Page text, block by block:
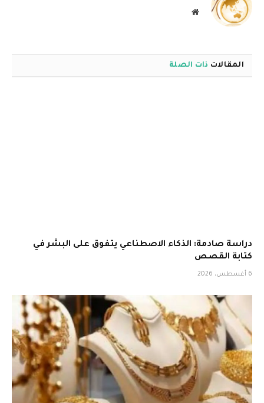
موقع
المقالات ذات الصلة
دراسة صادمة: الذكاء الاصطناعي يتفوق على البشر في
كتابة القصص
6 أغسطس، 2026